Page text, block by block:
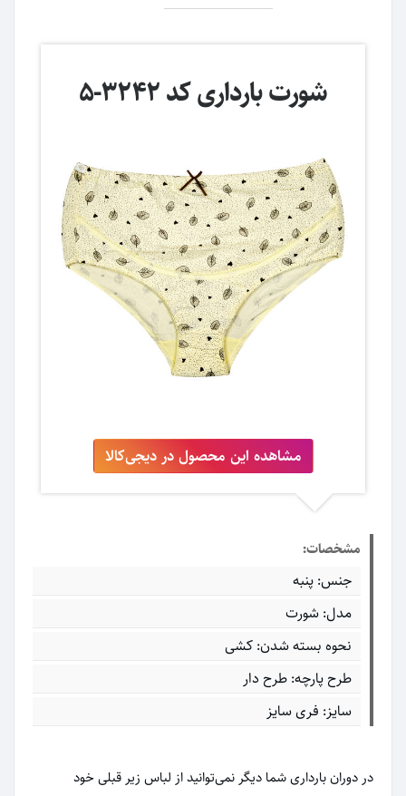
شورت بارداری کد 3242-5
مشاهده این محصول در دیجی‌کالا
مشخصات:
جنس: پنبه
مدل: شورت
نحوه بسته شدن: کشی
طرح پارچه: طرح دار
سایز: فری سایز
در دوران بارداری شما دیگر نمی‌توانید از لباس زیر قبلی خود